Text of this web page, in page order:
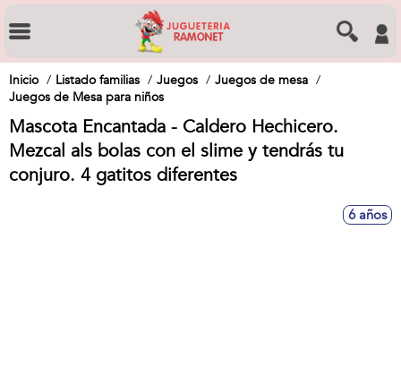
Inicio Listado familias Juegos
Juegos de mesa
Juegos de Mesa para niños
Mascota Encantada - Caldero Hechicero.
Mezcal als bolas con el slime y tendrás tu
conjuro. 4 gatitos diferentes
6 años